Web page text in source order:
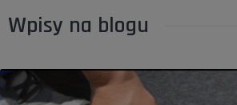
Wpisy na blogu